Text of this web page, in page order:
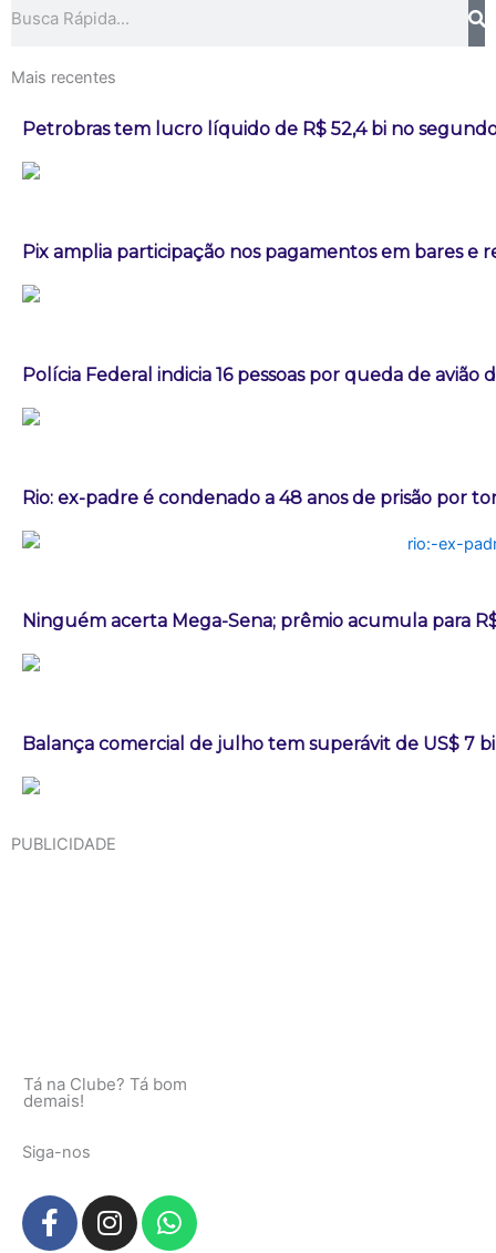
Mais recentes
Petrobras tem lucro líquido de R$ 52,4 bi no
Pix amplia participação nos pagamentos em bares e
Polícia Federal indicia 16 pessoas por queda de avião
Rio: ex-padre é condenado a 48 anos de prisão por
Ninguém acerta Mega-Sena; prêmio acumula para
Balança comercial de julho tem superávit de US$ 7
PUBLICIDADE
Tá na Clube? Tá bom
demais!
Siga-nos
F
a
I
n
W
h